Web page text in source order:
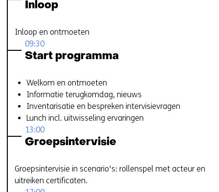
r
w
s
i
t
e
Inloop
Inloop en ontmoeten
Start programma
09:30
Welkom en ontmoeten
Informatie terugkomdag, nieuws
Inventarisatie en bespreken intervisievragen
Lunch incl. uitwisseling ervaringen
Groepsintervisie
13:00
Groepsintervisie in scenario's: rollenspel met acteur en
uitreiken certificaten.